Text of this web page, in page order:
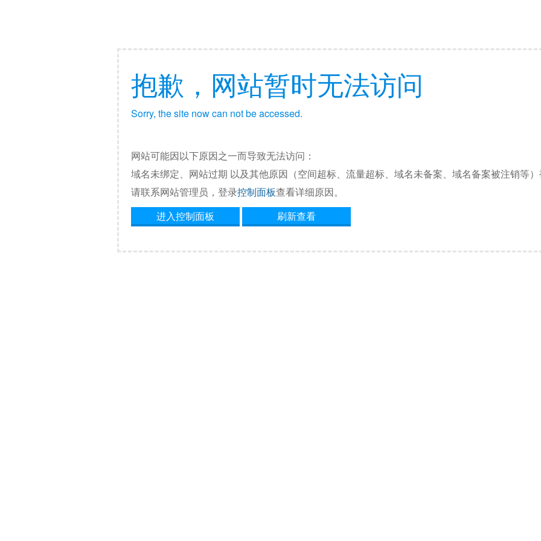
抱歉，网站暂时无法访问
Sorry, the site now can not be accessed.
网站可能因以下原因之一而导致无法访问：
域名未绑定、网站过期 以及其他原因（空间超标、流量超标、域名未备案、域名备案被注销等）
请联系网站管理员，登录控制面板查看详细原因。
进入控制面板
刷新查看